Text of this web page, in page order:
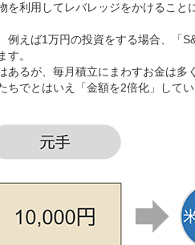
を利用してレバレッジをかけるこ
例えば1万円の投資をする場合、「
す。
あるが、毎月積立にまわすお金は
ちでとはいえ「金額を2倍化」して